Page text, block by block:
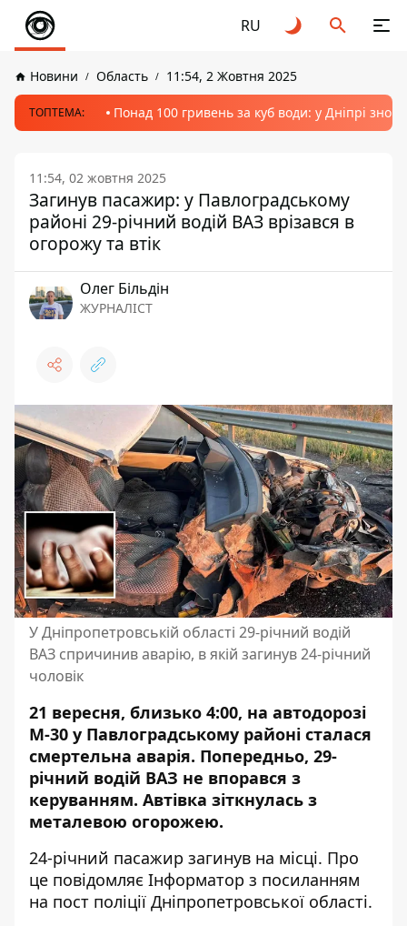
RU
Новини Область 11:54, 2 Жовтня 2025
ТОПТЕМА: Понад 100 гривень за куб води: у Дніпрі
11:54, 02 жовтня 2025
Загинув пасажир: у Павлоградському
районі 29-річний водій ВАЗ врізався в
огорожу та втік
Олег Більдін
ЖУРНАЛІСТ
У Дніпропетровській області 29-річний водій
ВАЗ спричинив аварію, в якій загинув 24-річний
чоловік
21 вересня, близько 4:00, на автодорозі
М-30 у Павлоградському районі сталася
смертельна аварія. Попередньо, 29-
річний водій ВАЗ не впорався з
керуванням. Автівка зіткнулась з
металевою огорожею.
24-річний пасажир загинув на місці. Про
це повідомляє Інформатор з посиланням
на пост поліції Дніпропетровської області.